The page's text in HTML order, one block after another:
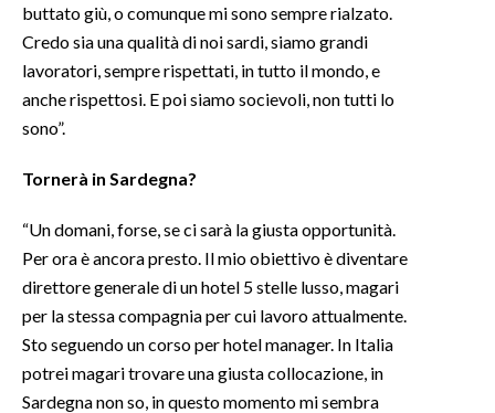
buttato giù, o comunque mi sono sempre rialzato.
Credo sia una qualità di noi sardi, siamo grandi
lavoratori, sempre rispettati, in tutto il mondo, e
anche rispettosi. E poi siamo socievoli, non tutti lo
sono”.
Tornerà in Sardegna?
“Un domani, forse, se ci sarà la giusta opportunità.
Per ora è ancora presto. Il mio obiettivo è diventare
direttore generale di un hotel 5 stelle lusso, magari
per la stessa compagnia per cui lavoro attualmente.
Sto seguendo un corso per hotel manager. In Italia
potrei magari trovare una giusta collocazione, in
Sardegna non so, in questo momento mi sembra